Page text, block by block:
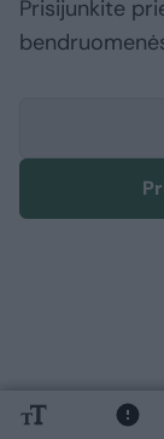
Prisijunkite